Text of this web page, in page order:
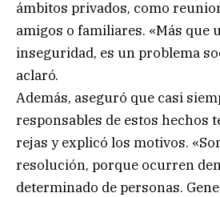
ámbitos privados, como
amigos o familiares. «Más que
inseguridad, es un problema
aclaró.
Además, aseguró que casi
responsables de estos hechos
rejas y explicó los motivos.
resolución, porque ocurren
determinado de personas.